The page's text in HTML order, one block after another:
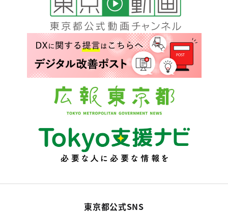
東京都公式SNS